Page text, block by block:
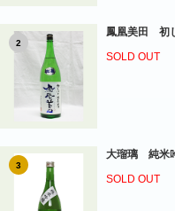
2
鳳凰美田 初
SOLD OUT
3
大瑠璃 純米
SOLD OUT